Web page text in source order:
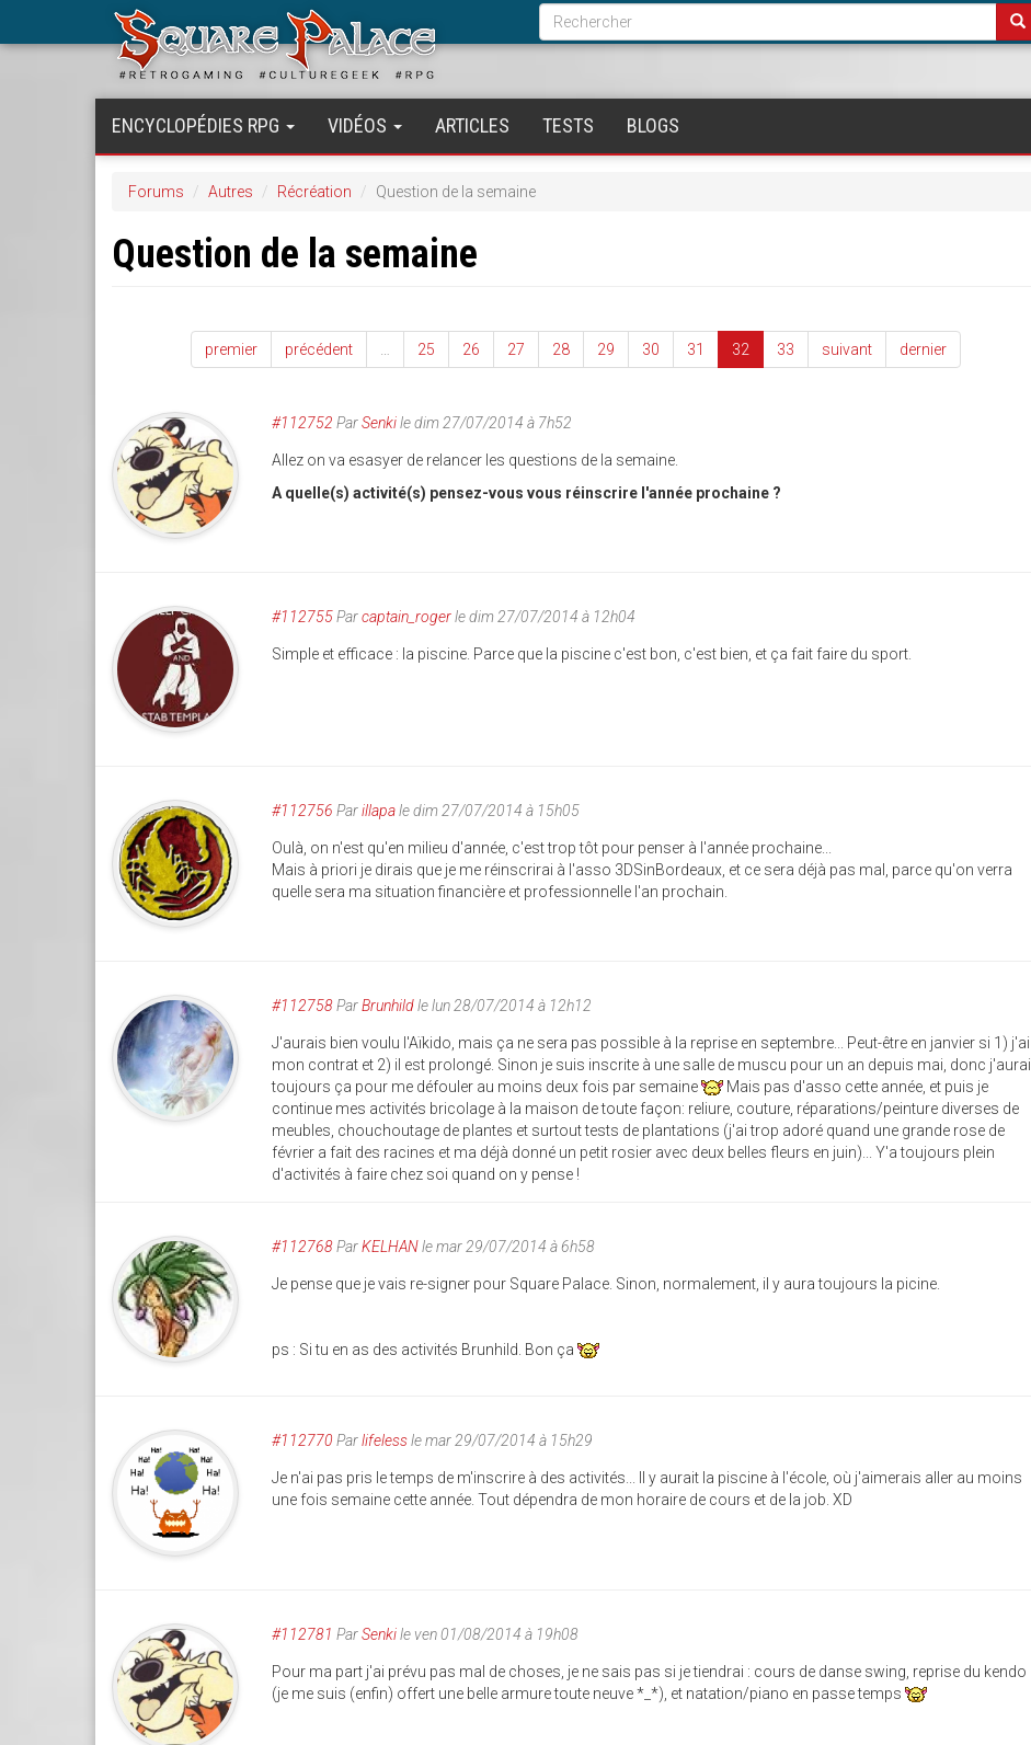
Formulaire
de
recherche
Rechercher
ENCYCLOPÉDIES RPG VIDÉOS ARTICLES TESTS BLOGS
Forums Autres Récréation Question de la semaine
Question de la semaine
premier précédent 25 26 27 28 29 30 31 32 33 suivant dernier
#112752 ParSenkile dim 27/07/2014 à 7h52
Allez on va esasyer de relancer les questions de la semaine.
A quelle(s) activité(s) pensez-vous vous réinscrire l'année prochaine ?
#112755Parcaptain_rogerle dim 27/07/2014 à 12h04
Simple et efficace : la piscine. Parce que la piscine c'est bon, c'est bien, et ça fait faire du sport.
#112756 Parillapale dim 27/07/2014 à 15h05
Oulà, on n'est qu'en milieu d'année, c'est trop tôt pour penser à l'année prochaine...
Mais à priori je dirais que je me réinscrirai à l'asso 3DSinBordeaux, et ce sera déjà pas mal, parce qu'on verra
quelle sera ma situation financière et professionnelle l'an prochain.
#112758ParBrunhildle lun 28/07/2014 à 12h12
J'aurais bien voulu l'Aïkido, mais ça ne sera pas possible à la reprise en septembre... Peut-être en janvier si 1) j'ai
mon contrat et 2) il est prolongé. Sinon je suis inscrite à une salle de muscu pour un an depuis mai, donc j'aurai
toujours ça pour me défouler au moins deux fois par semaine
Mais pas d'asso cette année, et puis je
continue mes activités bricolage à la maison de toute façon: reliure, couture, réparations/peinture diverses de
meubles, chouchoutage de plantes et surtout tests de plantations (j'ai trop adoré quand une grande rose de
février a fait des racines et ma déjà donné un petit rosier avec deux belles fleurs en juin)... Y'a toujours plein
d'activités à faire chez soi quand on y pense !
#112768ParKELHANle mar 29/07/2014 à 6h58
Je pense que je vais re-signer pour Square Palace. Sinon, normalement, il y aura toujours la picine.
ps : Si tu en as des activités Brunhild. Bon ça
#112770 Parlifelessle mar 29/07/2014 à 15h29
Je n'ai pas pris le temps de m'inscrire à des activités... Il y aurait la piscine à l'école, où j'aimerais aller au moins
une fois semaine cette année. Tout dépendra de mon horaire de cours et de la job. XD
#112781 ParSenkile ven 01/08/2014 à 19h08
Pour ma part j'ai prévu pas mal de choses, je ne sais pas si je tiendrai : cours de danse swing, reprise du kendo
(je me suis (enfin) offert une belle armure toute neuve *_*), et natation/piano en passe temps